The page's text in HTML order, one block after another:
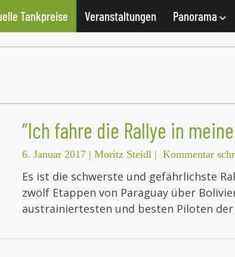
Tankpreise Veranstaltungen Panorama
“Ich fahre die Rallye in
6. Januar 2017 | Moritz Steidl | Kommentar
Es ist die schwerste und gefährlichste
zwölf Etappen von Paraguay über
austrainiertesten und besten Piloten der